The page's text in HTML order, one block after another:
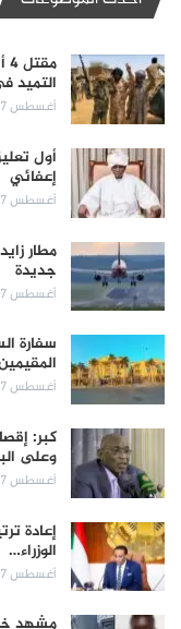
أغسطس 7, 2026
أول
إعفائي
أغسطس 7, 2026
مطار
جديدة
أغسطس 7, 2026
سفارة
أغسطس 7, 2026
كبر:
وعلى
أغسطس 7, 2026
إعادة
الوزراء…
أغسطس 7, 2026